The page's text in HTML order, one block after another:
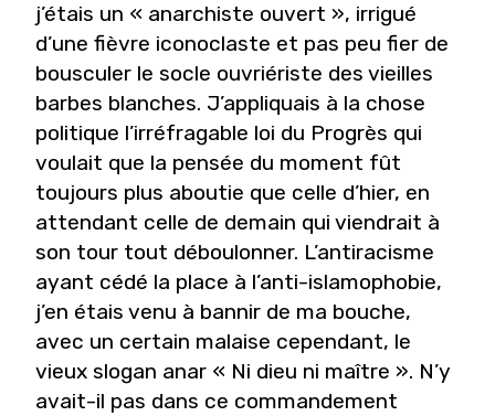
j’étais un « anarchiste ouvert », irrigué
d’une fièvre iconoclaste et pas peu fier de
bousculer le socle ouvriériste des vieilles
barbes blanches. J’appliquais à la chose
politique l’irréfragable loi du Progrès qui
voulait que la pensée du moment fût
toujours plus aboutie que celle d’hier, en
attendant celle de demain qui viendrait à
son tour tout déboulonner. L’antiracisme
ayant cédé la place à l’anti-islamophobie,
j’en étais venu à bannir de ma bouche,
avec un certain malaise cependant, le
vieux slogan anar « Ni dieu ni maître ». N’y
avait-il pas dans ce commandement